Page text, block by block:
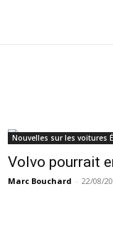
Nouvelles sur les voitures
Volvo pourrait
Marc Bouchard - 22/08/